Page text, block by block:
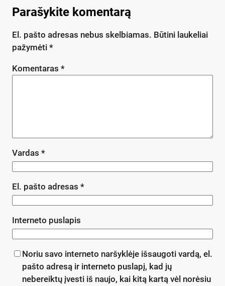
Parašykite komentarą
El. pašto adresas nebus skelbiamas. Būtini laukeliai
pažymėti *
Komentaras *
Vardas *
El. pašto adresas *
Interneto puslapis
Noriu savo interneto naršyklėje išsaugoti vardą, el.
pašto adresą ir interneto puslapį, kad jų
nebereiktų įvesti iš naujo, kai kitą kartą vėl norėsiu